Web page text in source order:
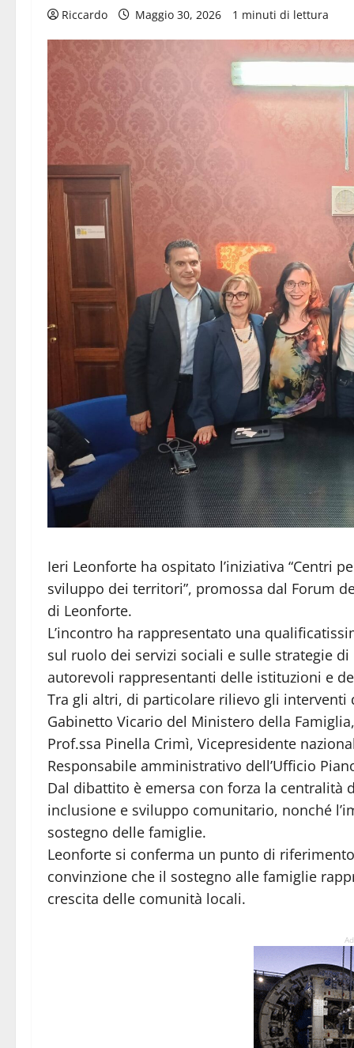
Riccardo Maggio 30, 2026 1 minuti di lettura
Ieri Leonforte ha ospitato l’iniziativa “Centri
sviluppo dei territori”, promossa dal Forum
di Leonforte.
L’incontro ha rappresentato una
sul ruolo dei servizi sociali e sulle strategie
autorevoli rappresentanti delle istituzioni e
Tra gli altri, di particolare rilievo gli interventi
Gabinetto Vicario del Ministero della
Prof.ssa Pinella Crimì, Vicepresidente
Responsabile amministrativo dell’Ufficio
Dal dibattito è emersa con forza la
inclusione e sviluppo comunitario, nonché
sostegno delle famiglie.
Leonforte si conferma un punto di
convinzione che il sostegno alle famiglie
crescita delle comunità locali.